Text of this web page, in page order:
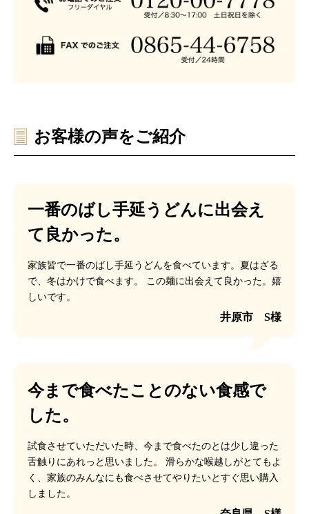
お客様の声をご紹介
一番のばし手延うどんに出会え
て良かった。
家族皆で一番のばし手延うどんを食べています。夏はざる
で、冬はかけで食べます。
この麺に出会えて良かった。嬉
しいです。
井原市 S様
今まで食べたことのない食感で
した。
試食させていただいた時、今まで食べたのとは少し違った
舌触りにあれっと思いました。
滑らかな喉越しがとてもよ
く、家族のみんなにも食べさせてやりたいとすぐ思い購入
しました。